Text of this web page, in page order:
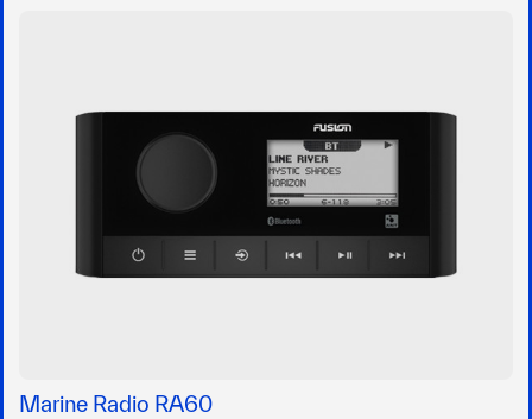
Marine Radio RA60